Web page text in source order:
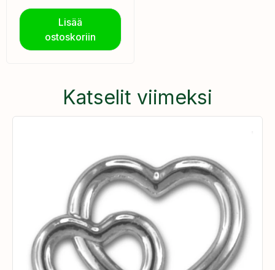
Lisää
ostoskoriin
Katselit viimeksi